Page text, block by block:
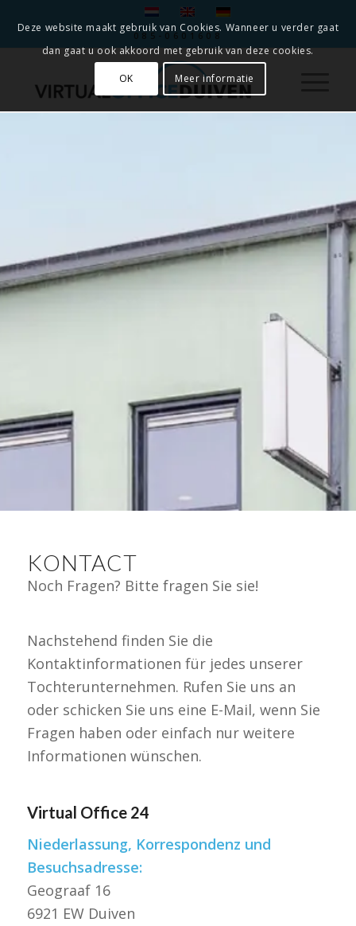
085-0601608
KONTACT
Noch Fragen? Bitte fragen Sie sie!
Nachstehend finden Sie die
Kontaktinformationen für jedes unserer
Tochterunternehmen. Rufen Sie uns an
oder schicken Sie uns eine E-Mail, wenn Sie
Fragen haben oder einfach nur weitere
Informationen wünschen.
Virtual Office 24
Niederlassung, Korrespondenz und
Besuchsadresse:
Geograaf 16
6921 EW Duiven
Deze website maakt gebruik van Cookies. Wanneer u verder gaat
dan gaat u ook akkoord met gebruik van deze cookies.
OK Meer informatie